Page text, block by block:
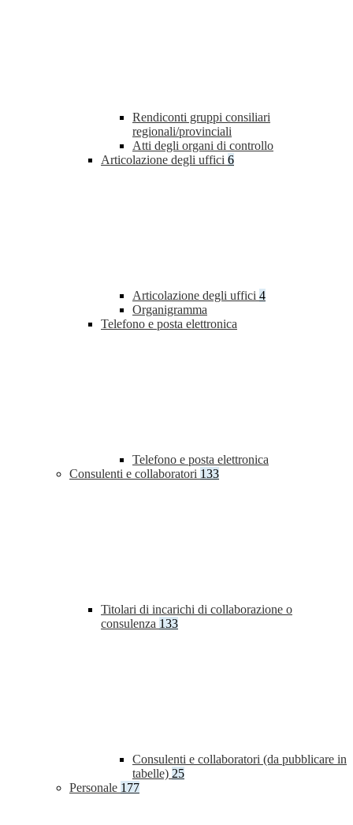
Rendiconti gruppi consiliari
regionali/provinciali
Atti degli organi di controllo
Articolazione degli uffici 6
Articolazione degli uffici 4
Organigramma
Telefono e posta elettronica
Telefono e posta elettronica
Consulenti e collaboratori 133
Titolari di incarichi di collaborazione o
consulenza 133
Consulenti e collaboratori (da pubblicare in
tabelle) 25
Personale 177